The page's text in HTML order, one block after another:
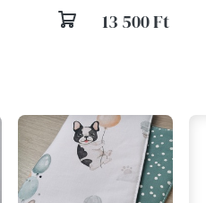
13 500 Ft